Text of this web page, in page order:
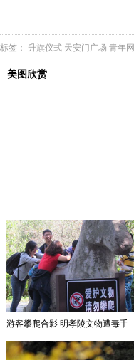
标签： 升旗仪式 天安门广场 青年网
美图欣赏
游客攀爬合影 明孝陵文物遭毒手